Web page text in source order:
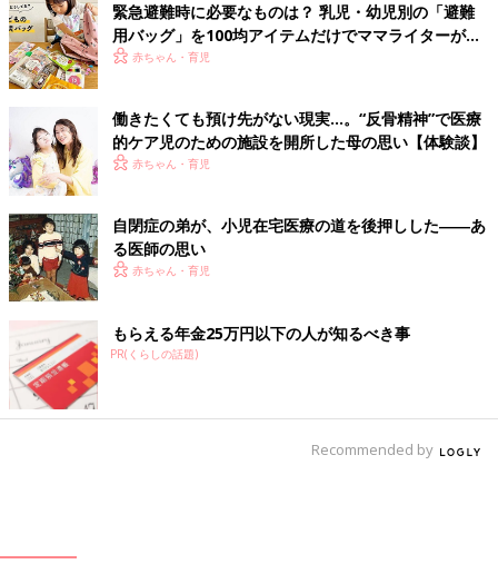
も停電の心配があるなら電源が確保できる場所に避難しなければ
いけません。非常時を想定して、前もって避難の方法や経路をシ
ミュレーションしておきましょう」
心構え④ 地域の人たちに協力をお願いしておく
本人や家族だけでの移動や避難が難しい場合は、隣近所の人たち
に協力をお願いしておくことも大切です。
「東日本大震災や西日本豪雨では、危ういところで助かった方の
多くが、近所の人の手を借りていました。命の分かれ目の時、力
を借りられるのはやはり近くにいる人です。ぜひ日ごろから地域
の人たちとつながり、助けを求める声かけをしてください」と中
村先生は強調します。
「多くの自治体が、災害時に支援が必要だということを登録でき
る『避難行動要支援者名簿』を作成していますので、登録してお
ところもあります。例えば岡山県の小児科医会では2019年か
緊急避難時に必要なものは？ 乳児・幼児別の「避難
用バッグ」を100均アイテムだけでママライターがつ
くってみた！
赤ちゃん・育児
働きたくても預け先がない現実…。“反骨精神”で医療
的ケア児のための施設を開所した母の思い【体験談】
赤ちゃん・育児
自閉症の弟が、小児在宅医療の道を後押しした――あ
る医師の思い
赤ちゃん・育児
もらえる年金25万円以下の人が知るべき事
PR(くらしの話題)
Recommended by